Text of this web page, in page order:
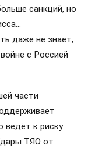
санкций, но
даже не знает,
с Россией
части
ведёт к риску
ТЯО от